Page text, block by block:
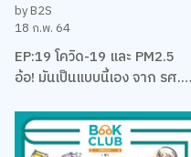
by B2S
18 ก.พ. 64
EP:19 โควิด-19 และ PM2.5
อ้อ! มันเป็นแบบนี้เอง จาก รศ.